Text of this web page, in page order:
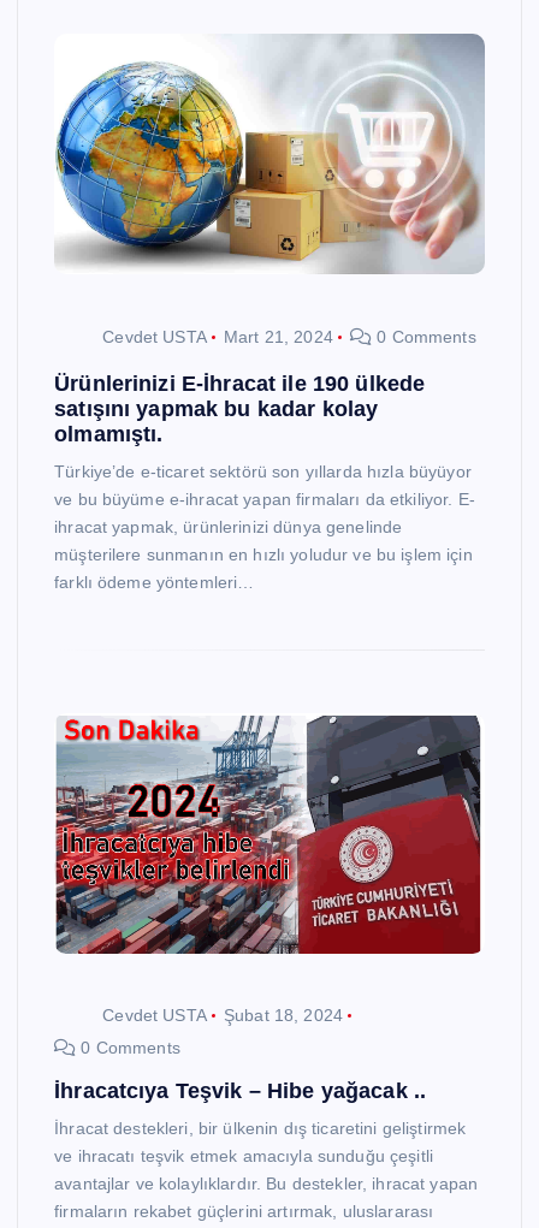
Cevdet USTA Mart 21, 2024 0 Comments
Ürünlerinizi E-İhracat ile 190 ülkede
satışını yapmak bu kadar kolay
olmamıştı.
Türkiye’de e-ticaret sektörü son yıllarda hızla büyüyor
ve bu büyüme e-ihracat yapan firmaları da etkiliyor. E-
ihracat yapmak, ürünlerinizi dünya genelinde
müşterilere sunmanın en hızlı yoludur ve bu işlem için
farklı ödeme yöntemleri…
Cevdet USTA
Şubat 18, 2024
0 Comments
İhracatcıya Teşvik – Hibe yağacak ..
İhracat destekleri, bir ülkenin dış ticaretini geliştirmek
ve ihracatı teşvik etmek amacıyla sunduğu çeşitli
avantajlar ve kolaylıklardır. Bu destekler, ihracat yapan
firmaların rekabet güçlerini artırmak, uluslararası